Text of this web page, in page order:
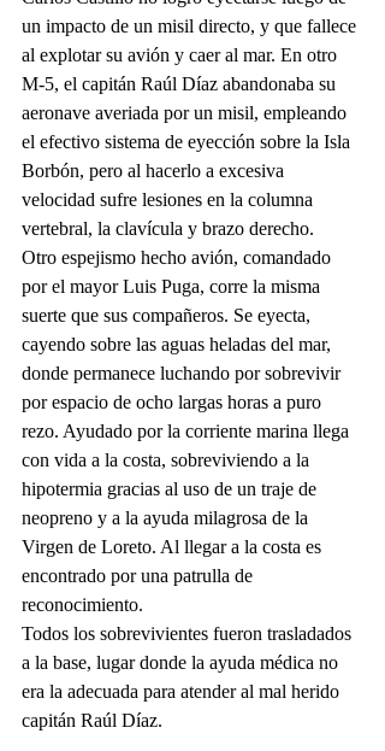
un impacto de un misil directo, y que fallece
al explotar su avión y caer al mar. En otro
M-5, el capitán Raúl Díaz abandonaba su
aeronave averiada por un misil, empleando
el efectivo sistema de eyección sobre la Isla
Borbón, pero al hacerlo a excesiva
velocidad sufre lesiones en la columna
vertebral, la clavícula y brazo derecho.
Otro espejismo hecho avión, comandado
por el mayor Luis Puga, corre la misma
suerte que sus compañeros. Se eyecta,
cayendo sobre las aguas heladas del mar,
donde permanece luchando por sobrevivir
por espacio de ocho largas horas a puro
rezo. Ayudado por la corriente marina llega
con vida a la costa, sobreviviendo a la
hipotermia gracias al uso de un traje de
neopreno y a la ayuda milagrosa de la
Virgen de Loreto. Al llegar a la costa es
encontrado por una patrulla de
reconocimiento.
Todos los sobrevivientes fueron trasladados
a la base, lugar donde la ayuda médica no
era la adecuada para atender al mal herido
capitán Raúl Díaz.